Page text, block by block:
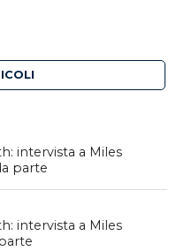
intervista a Miles
parte
intervista a Miles